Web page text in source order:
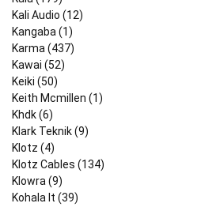
Kali Audio (12)
Kangaba (1)
Karma (437)
Kawai (52)
Keiki (50)
Keith Mcmillen (1)
Khdk (6)
Klark Teknik (9)
Klotz (4)
Klotz Cables (134)
Klowra (9)
Kohala It (39)